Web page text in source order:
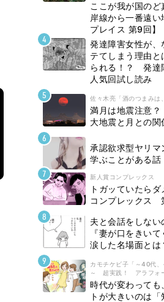
ここが我が国の
岸線から一番遠
プレイス 第9回】
発達障害女性が、
テてしまう理由
られる！？ 発達
人気回試し読み
佐々木亮「酒のつまみは
満月は地震注意
大地震と月との関
承認欲求型ヤリマ
学ぶことがある話
新人賞コンプレックス
トガッていたら
コンプレックス
夫と会話をしな
『妻が口をきい
涙した名場面とは
カモチケビ子「～40代
～ 超実践！ アラフォー
時代が変わっても
トが大きいのは「